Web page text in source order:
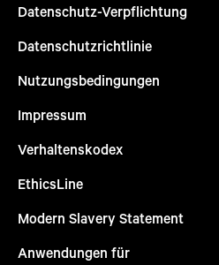
Datenschutz-Verpflichtung
Datenschutzrichtlinie
Nutzungsbedingungen
Impressum
Verhaltenskodex
EthicsLine
Modern Slavery Statement
Anwendungen für